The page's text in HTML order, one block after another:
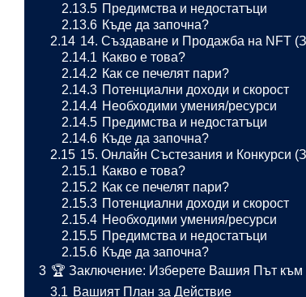
2.13.5 Предимства и недостатъци
2.13.6 Къде да започна?
2.14 14. Създаване и Продажба на NFT
2.14.1 Какво е това?
2.14.2 Как се печелят пари?
2.14.3 Потенциални доходи и скорост
2.14.4 Необходими умения/ресурси
2.14.5 Предимства и недостатъци
2.14.6 Къде да започна?
2.15 15. Онлайн Състезания и Конкурси
2.15.1 Какво е това?
2.15.2 Как се печелят пари?
2.15.3 Потенциални доходи и скорост
2.15.4 Необходими умения/ресурси
2.15.5 Предимства и недостатъци
2.15.6 Къде да започна?
3 🏆 Заключение: Изберете Вашия Път
3.1 Вашият План за Действие